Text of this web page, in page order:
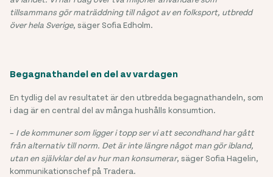
tillsammans gör maträddning till något av en folksport, utbredd
över hela Sverige, säger Sofia Edholm.
Begagnathandel en del av vardagen
En tydlig del av resultatet är den utbredda begagnathandeln, som
i dag är en central del av många hushålls konsumtion.
– I de kommuner som ligger i topp ser vi att secondhand har gått
från alternativ till norm. Det är inte längre något man gör ibland,
utan en självklar del av hur man konsumerar, säger Sofia Hagelin,
kommunikationschef på Tradera.